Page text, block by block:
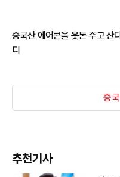
중국산 에어콘을 웃돈 주고 산
디
중
추천기사